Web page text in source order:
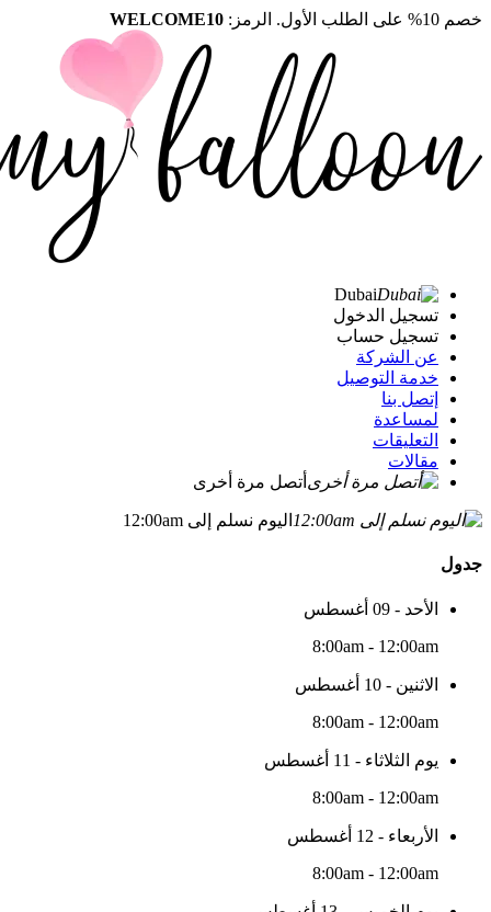
خصم 10% على الطلب الأول. الرمز: WELCOME10
Dubai
تسجيل الدخول
تسجيل حساب
عن الشركة
خدمة التوصيل
إتصل بنا
لمساعدة
التعليقات
مقالات
أتصل مرة أخرى
اليوم نسلم إلى 12:00am
جدول
الأحد - 09 أغسطس
8:00am - 12:00am
الاثنين - 10 أغسطس
8:00am - 12:00am
يوم الثلاثاء - 11 أغسطس
8:00am - 12:00am
الأربعاء - 12 أغسطس
8:00am - 12:00am